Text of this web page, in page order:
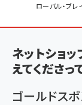
く
ず
ローバル・ブレ
ネットショ
えてくださ
ゴールドス